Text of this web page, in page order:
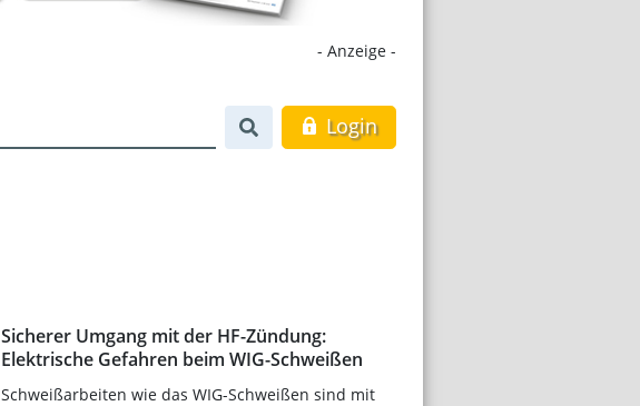
- Anzeige -
Login
Sicherer Umgang mit der HF-Zündung:
Elektrische Gefahren beim WIG-Schweißen
Schweißarbeiten wie das WIG-Schweißen sind mit